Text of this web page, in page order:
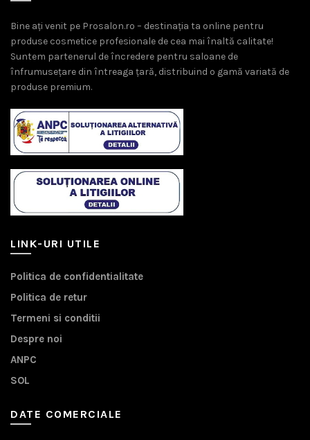
Bine ați venit pe Prosalon.ro – destinația ta online pentru
produse cosmetice profesionale de cea mai înaltă calitate!
Suntem partenerul de încredere pentru saloane de
înfrumusețare din întreaga țară, distribuind o gamă variată de
produse premium.
LINK-URI UTILE
Politica de confidentialitate
Politica de retur
Termeni si conditii
Despre noi
ANPC
SOL
DATE COMERCIALE